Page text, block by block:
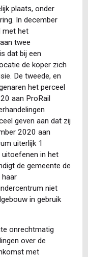
plaats, onder
In december
met het
twee
dat bij een
de koper zich
De tweede, en
het perceel
aan ProRail
geven aan dat zij
2020 aan
uiterlijk 1
in het
de gemeente de
haar
niet
in gebruik
onrechtmatig
over de
met